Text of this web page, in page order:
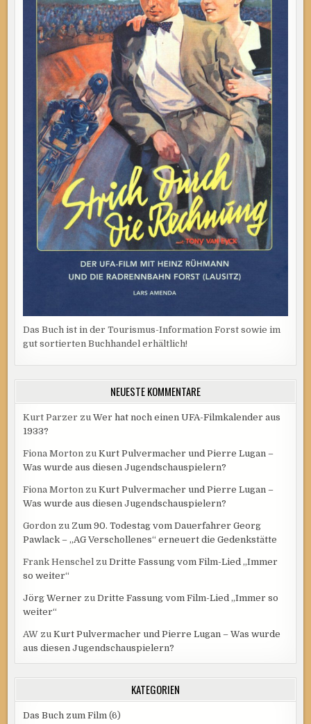
Das Buch ist in der Tourismus-Information Forst sowie im
gut sortierten Buchhandel erhältlich!
NEUESTE KOMMENTARE
Kurt Parzer zuWer hat noch einen UFA-Filmkalender aus
1933?
Fiona Morton zuKurt Pulvermacher und Pierre Lugan –
Was wurde aus diesen Jugendschauspielern?
Fiona Morton zuKurt Pulvermacher und Pierre Lugan –
Was wurde aus diesen Jugendschauspielern?
Gordon zu Zum 90. Todestag vom Dauerfahrer Georg
Pawlack – „AG Verschollenes“ erneuert die Gedenkstätte
Frank Henschel zuDritte Fassung vom Film-Lied „Immer
so weiter“
Jörg Werner zuDritte Fassung vom Film-Lied „Immer so
weiter“
AW zuKurt Pulvermacher und Pierre Lugan – Was wurde
aus diesen Jugendschauspielern?
KATEGORIEN
Das Buch zum Film (6)